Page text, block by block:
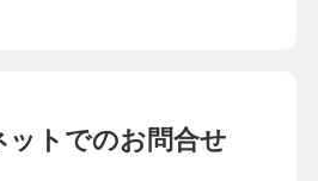
ットでのお問合せ